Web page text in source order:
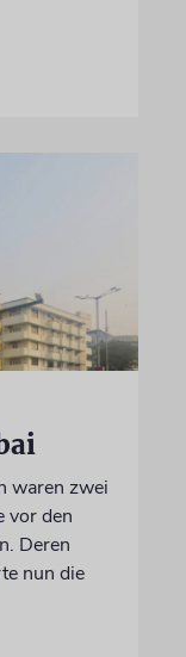
waren zwei
vor den
Deren
nun die